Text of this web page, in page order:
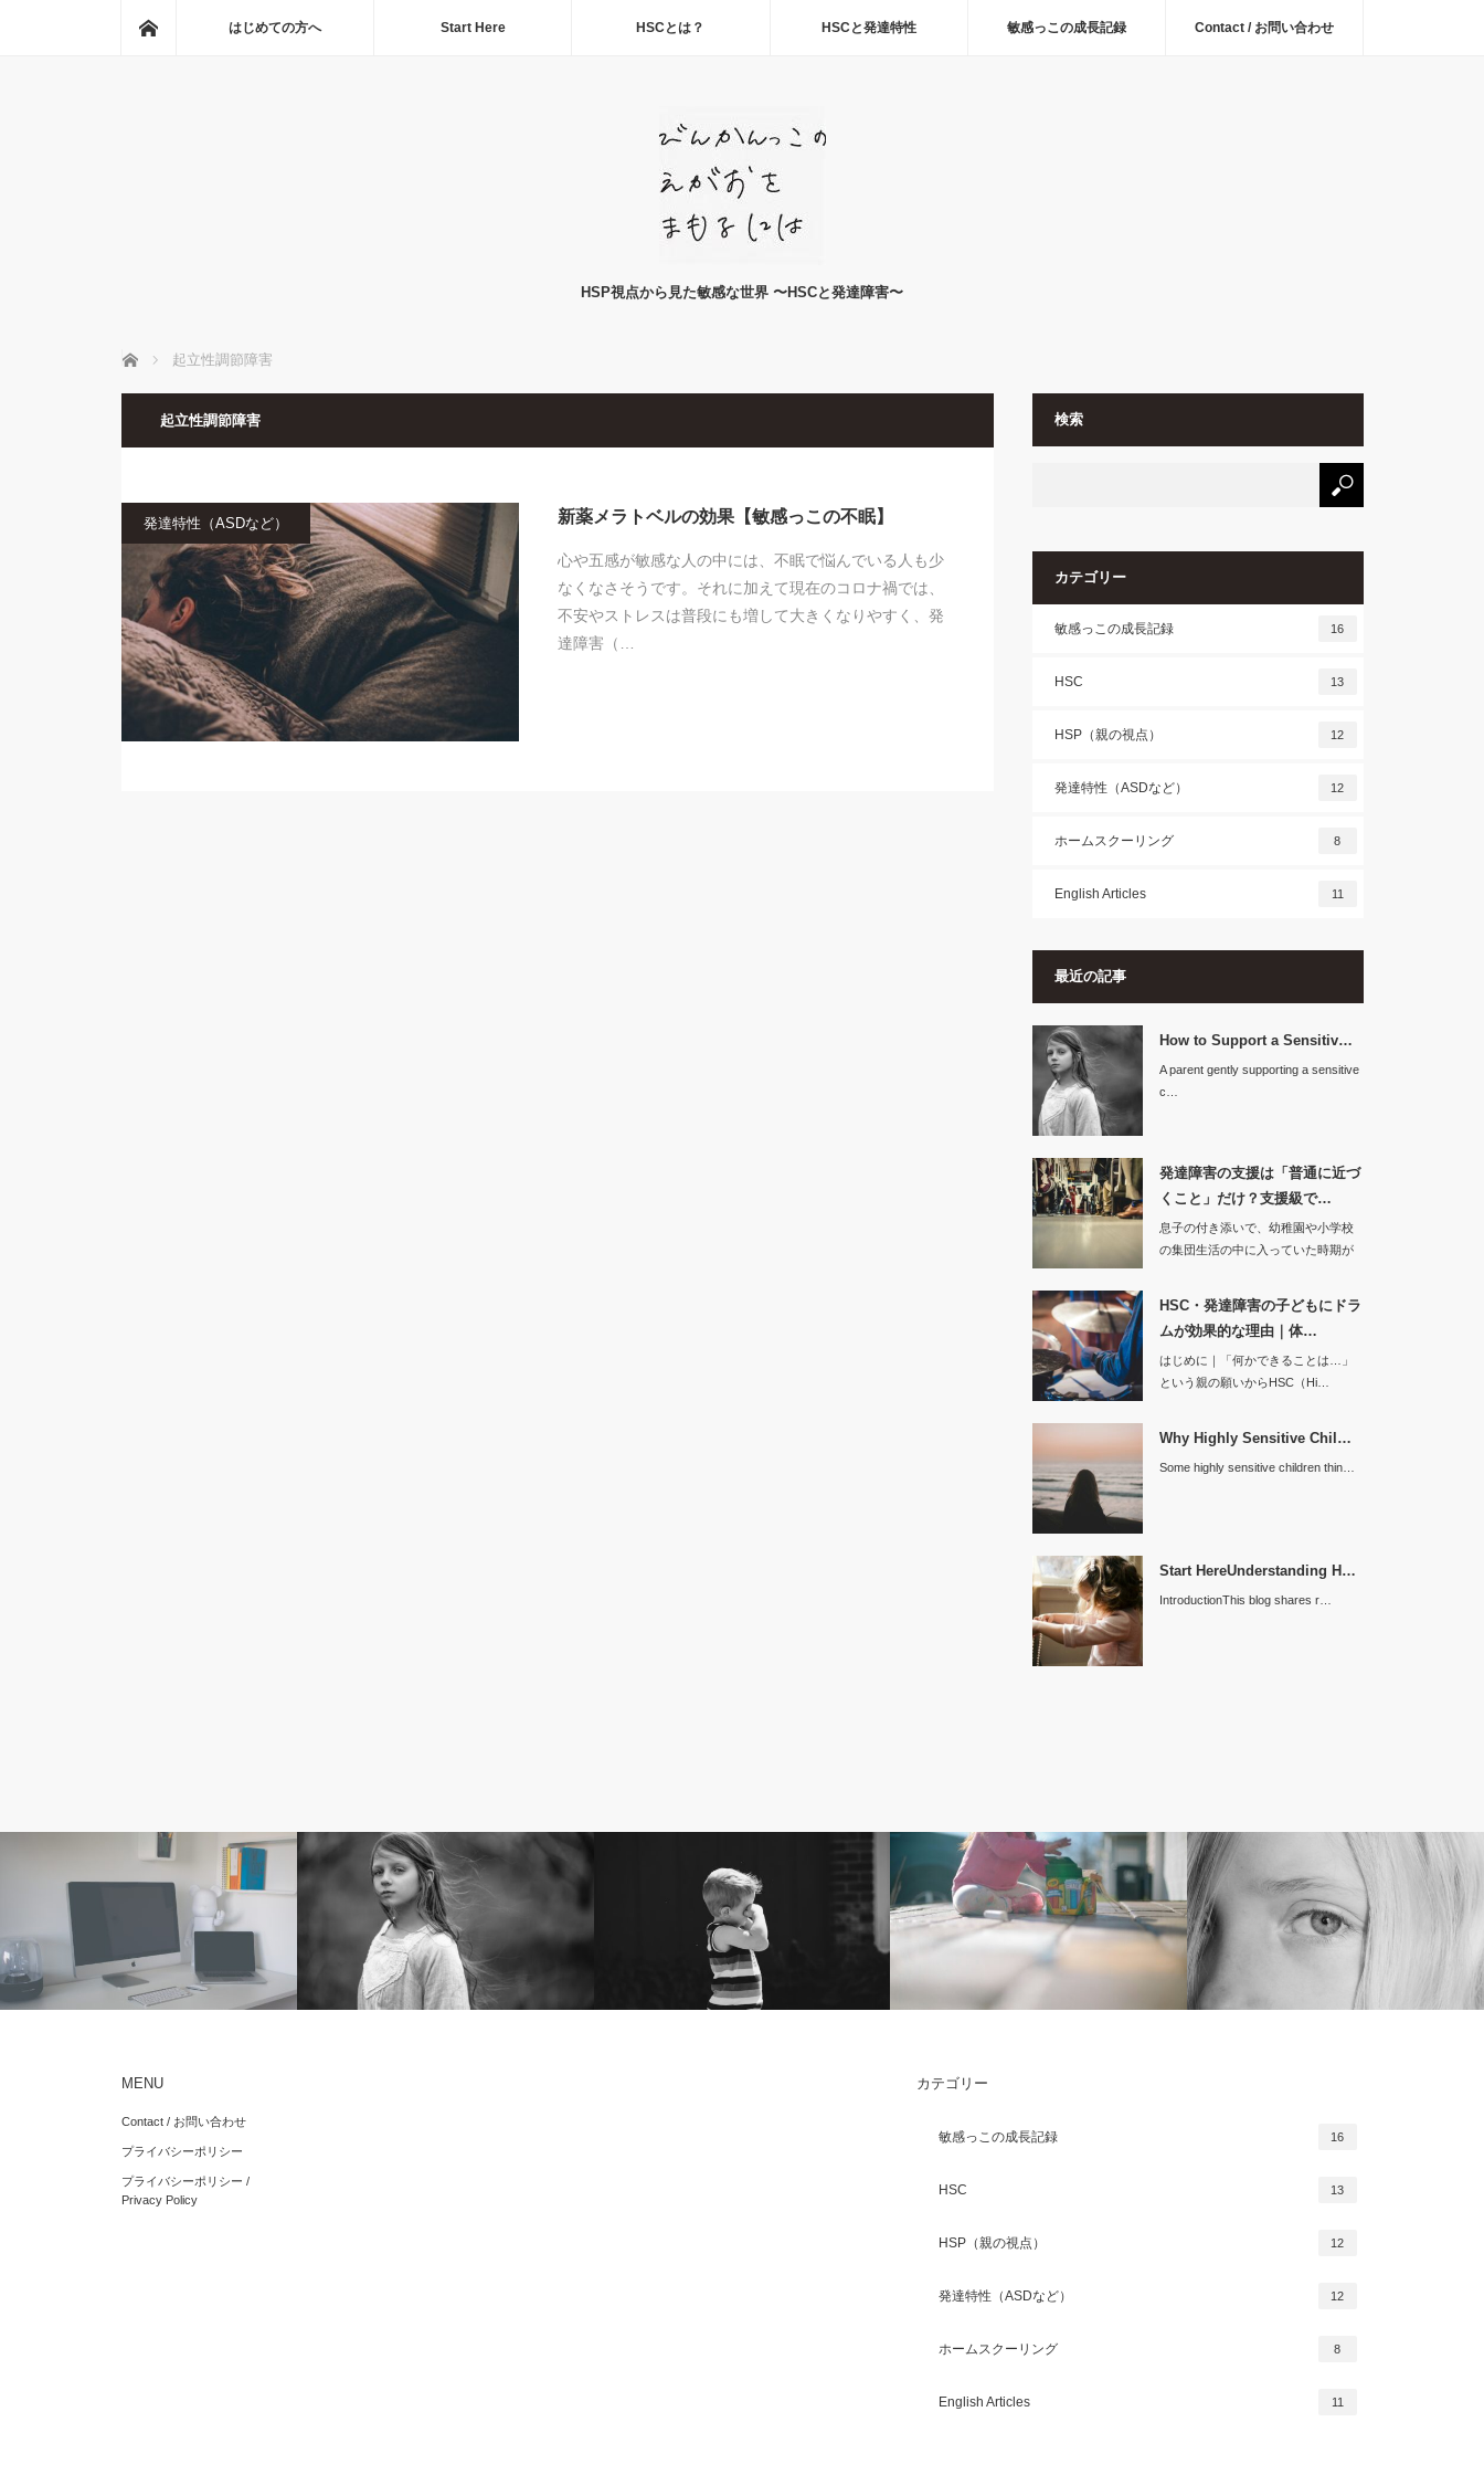
はじめての方へ Start Here HSCとは？ HSCと発達特性 敏感っこの成長記録 Contact / お問い合わせ
HSP視点から見た敏感な世界 〜HSCと発達障害〜
ホーム 起立性調節障害
起立性調節障害
発達特性（ASDなど） 新薬メラトベルの効果【敏感っこの不眠】
心や五感が敏感な人の中には、不眠で悩んでいる人も少
なくなさそうです。それに加えて現在のコロナ禍では、
不安やストレスは普段にも増して大きくなりやすく、発
達障害（…
検索
カテゴリー
敏感っこの成長記録 16
HSC 13
HSP（親の視点） 12
発達特性（ASDなど） 12
ホームスクーリング 8
English Articles 11
最近の記事
How to Support a Sensitiv…
A parent gently supporting a sensitive
c…
発達障害の支援は「普通に近づ
くこと」だけ？支援級で…
息子の付き添いで、幼稚園や小学校
の集団生活の中に入っていた時期が
HSC・発達障害の子どもにドラ
ムが効果的な理由｜体…
はじめに｜「何かできることは…」
という親の願いからHSC（Hi…
Why Highly Sensitive Chil…
Some highly sensitive children thin…
Start HereUnderstanding H…
IntroductionThis blog shares r…
【外出自粛中】4月オンライン支援まと
特徴と見分け方【体験から解説】
カテゴリー
敏感っこの成長記録 16
HSC 13
HSP（親の視点） 12
発達特性（ASDなど） 12
ホームスクーリング 8
English Articles 11
MENU
Contact / お問い合わせ
プライバシーポリシー
プライバシーポリシー /
Privacy Policy